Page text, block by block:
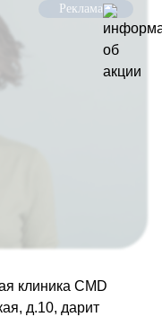
Реклама
клиника CMD
д.10, дарит